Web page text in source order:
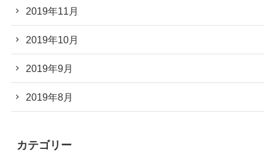
2019年11月
2019年10月
2019年9月
2019年8月
カテゴリー